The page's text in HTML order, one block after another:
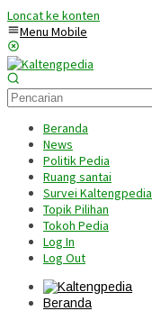
Loncat ke konten
Menu Mobile
Beranda
News
Politik Pedia
Ruang santai
Survei Kaltengpedia
Topik Pilihan
Tokoh Pedia
Log In
Log Out
Beranda